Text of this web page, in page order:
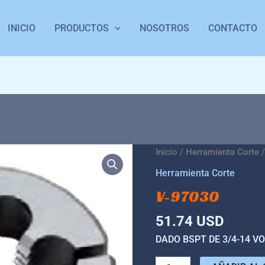
INICIO PRODUCTOS NOSOTROS CONTACTO
Inicio / Herramienta Corte
Herramienta Corte
V-97030
51.74 USD
DADO BSPT DE 3/4-14
V-
97030